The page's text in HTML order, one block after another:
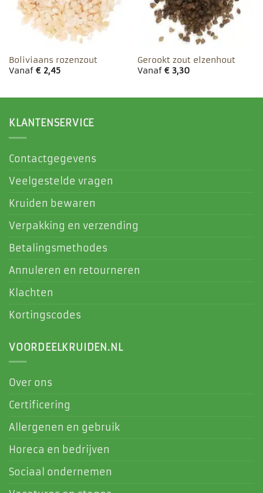
Boliviaans rozenzout
Vanaf €2,45
Gerookt zout elzenhout
Vanaf €3,30
KLANTENSERVICE
Contactgegevens
Veelgestelde vragen
Kruiden bewaren
Verpakking en verzending
Betalingsmethodes
Annuleren en retourneren
Klachten
Kortingscodes
VOORDEELKRUIDEN.NL
Over ons
Certificering
Allergenen en gebruik
Horeca en bedrijven
Sociaal ondernemen